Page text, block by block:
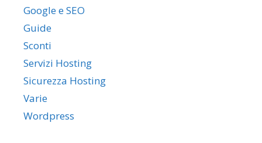
Google e SEO
Guide
Sconti
Servizi Hosting
Sicurezza Hosting
Varie
Wordpress